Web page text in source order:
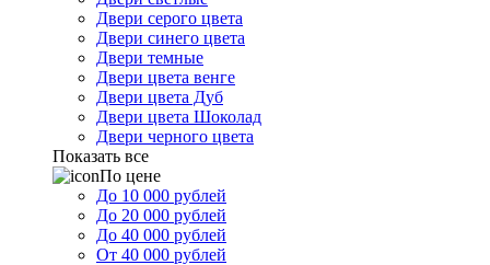
Двери серого цвета
Двери синего цвета
Двери темные
Двери цвета венге
Двери цвета Дуб
Двери цвета Шоколад
Двери черного цвета
Показать все
По цене
До 10 000 рублей
До 20 000 рублей
До 40 000 рублей
От 40 000 рублей